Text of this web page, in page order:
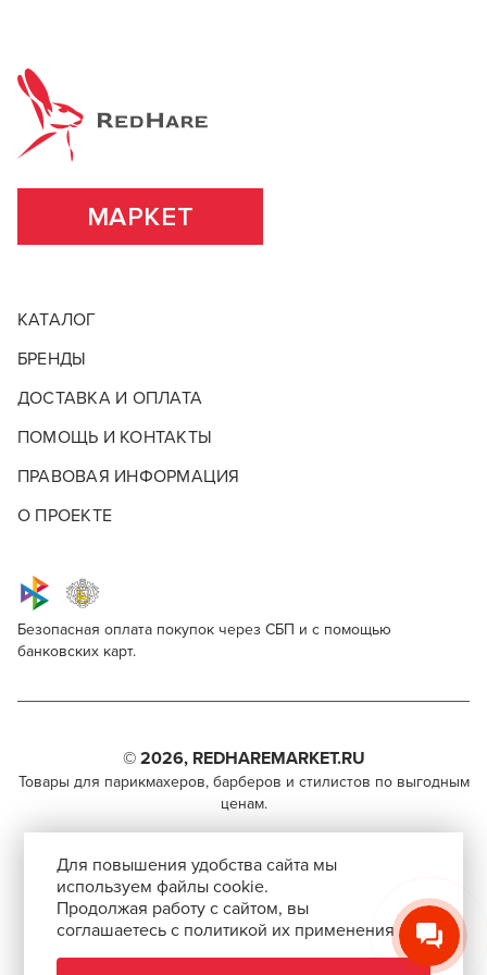
МАРКЕТ
КАТАЛОГ
БРЕНДЫ
ДОСТАВКА И ОПЛАТА
ПОМОЩЬ И КОНТАКТЫ
ПРАВОВАЯ ИНФОРМАЦИЯ
О ПРОЕКТЕ
Безопасная оплата покупок через СБП и с помощью
банковских карт.
© 2026, REDHAREMARKET.RU
Товары для парикмахеров, барберов и стилистов по выгодным
ценам.
+7 (495) 981-65-84
info@redhare.ru
г. Москва, ул. Нижняя Красносельская, 35-64,
этаж 6, помещение 1, комната 22, кабинет 2
Для повышения удобства сайта мы
используем файлы cookie.
Продолжая работу с сайтом, вы
соглашаетесь с политикой их применения
I love my hair Spider M Black
СКОПИРОВАТЬ ССЫЛКУ
ВКОНТАКТЕ
WHATSAPP
парикмахерам, барберам, колористам и другим
специалистам бьюти-индустрии.